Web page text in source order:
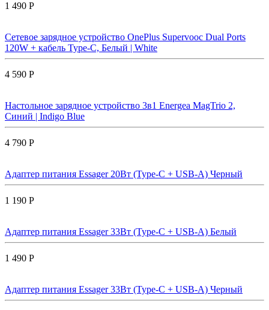
1 490 Р
Сетевое зарядное устройство OnePlus Supervooc Dual Ports
120W + кабель Type-C, Белый | White
4 590 Р
Настольное зарядное устройство 3в1 Energea MagTrio 2,
Синий | Indigo Blue
4 790 Р
Адаптер питания Essager 20Вт (Type-C + USB-A) Черный
1 190 Р
Адаптер питания Essager 33Вт (Type-C + USB-A) Белый
1 490 Р
Адаптер питания Essager 33Вт (Type-C + USB-A) Черный